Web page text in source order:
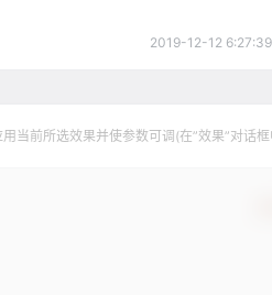
2019-12-12 6:27:39
当前所选效果并使参数可调(在”效果”对话